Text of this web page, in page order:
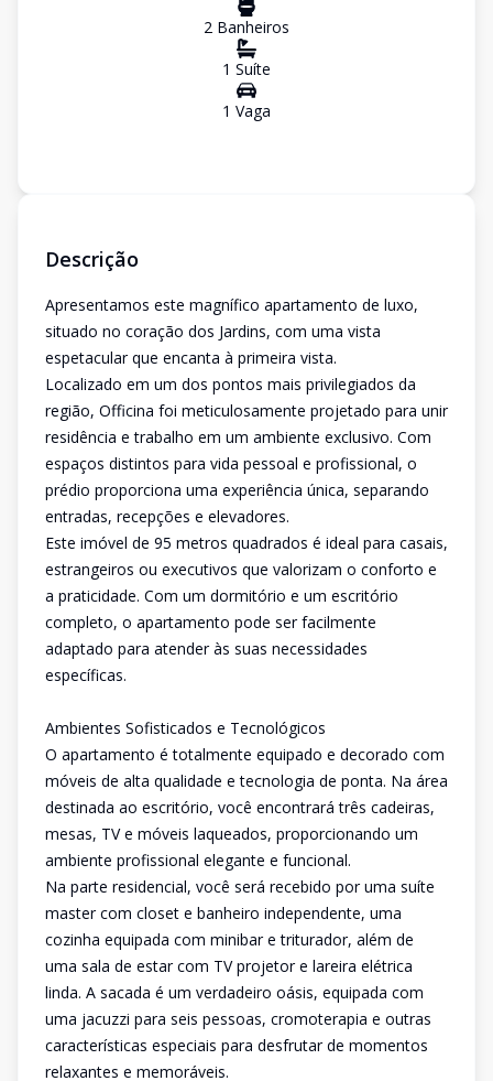
2 Banheiros
1 Suíte
1 Vaga
Descrição
Apresentamos este magnífico apartamento de luxo,
situado no coração dos Jardins, com uma vista
espetacular que encanta à primeira vista.
Localizado em um dos pontos mais privilegiados da
região, Officina foi meticulosamente projetado para unir
residência e trabalho em um ambiente exclusivo. Com
espaços distintos para vida pessoal e profissional, o
prédio proporciona uma experiência única, separando
entradas, recepções e elevadores.
Este imóvel de 95 metros quadrados é ideal para casais,
estrangeiros ou executivos que valorizam o conforto e
a praticidade. Com um dormitório e um escritório
completo, o apartamento pode ser facilmente
adaptado para atender às suas necessidades
específicas.
Ambientes Sofisticados e Tecnológicos
O apartamento é totalmente equipado e decorado com
móveis de alta qualidade e tecnologia de ponta. Na área
destinada ao escritório, você encontrará três cadeiras,
mesas, TV e móveis laqueados, proporcionando um
ambiente profissional elegante e funcional.
Na parte residencial, você será recebido por uma suíte
master com closet e banheiro independente, uma
cozinha equipada com minibar e triturador, além de
uma sala de estar com TV projetor e lareira elétrica
linda. A sacada é um verdadeiro oásis, equipada com
uma jacuzzi para seis pessoas, cromoterapia e outras
características especiais para desfrutar de momentos
relaxantes e memoráveis.